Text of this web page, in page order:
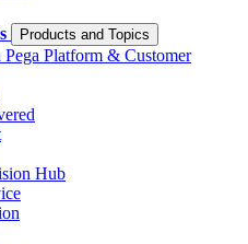
Products and Topics
Platform & Customer
Hub